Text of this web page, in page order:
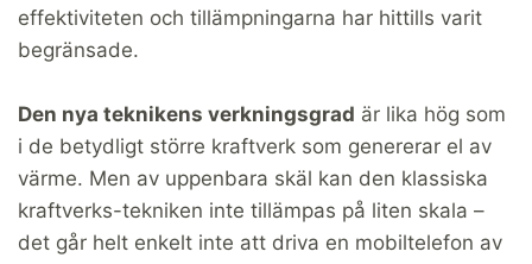
effektiviteten och tillämpningarna har hittills varit
begränsade.
Den nya teknikens verkningsgrad är lika hög som
i de betydligt större kraftverk som genererar el av
värme. Men av uppenbara skäl kan den klassiska
kraftverks-tekniken inte tillämpas på liten skala –
det går helt enkelt inte att driva en mobiltelefon av